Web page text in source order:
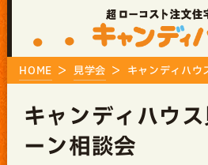
HOME 見学会 キャンディハ
キャンディハウ
ーン相談会